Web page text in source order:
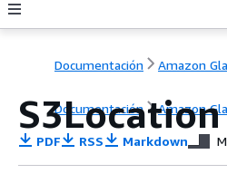
Documentación Amazon
Documentación Amazon
S3Location
PDF RSS Markdown